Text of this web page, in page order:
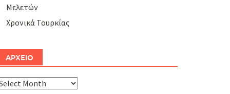
Μελετών
Χρονικά Τουρκίας
ΑΡΧΕΙΟ